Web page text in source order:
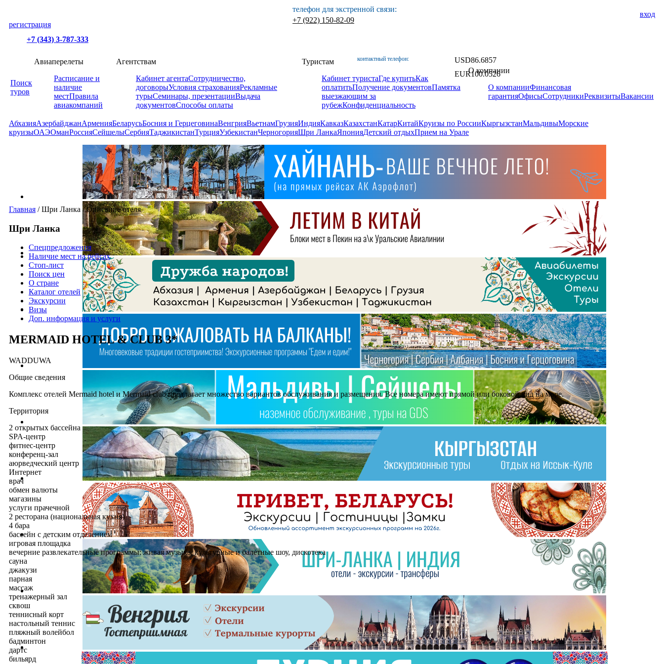
вход
регистрация
+7 (343) 3-787-333
телефон для экстренной связи:
+7 (922) 150-82-09
контактный телефон: USD86.6857
EUR100.0526
Поиск
туров
Авиаперелеты
Расписание и
наличие
местПравила
авиакомпаний
Агентствам
Кабинет агентаСотрудничество,
договорыУсловия страхованияРекламные
турыСеминары, презентацииВыдача
документовСпособы оплаты
Туристам
Кабинет туристаГде купитьКак
оплатитьПолучение документовПамятка
выезжающим за
рубежКонфиденциальность
О компании
О компанииФинансовая
гарантияОфисыСотрудникиРеквизитыВакансии
АбхазияАзербайджанАрменияБеларусьБосния и ГерцеговинаВенгрияВьетнамГрузияИндияКавказКазахстанКатарКитайКруизы по РоссииКыргызстанМальдивыМорские
круизыОАЭОманРоссияСейшелыСербияТаджикистанТурцияУзбекистанЧерногорияШри ЛанкаЯпонияДетский отдыхПрием на Урале
Главная /Шри Ланка /Описание отеля
Шри Ланка
Спецпредложения
Наличие мест на рейсах
Стоп-лист
Поиск цен
О стране
Каталог отелей
Экскурсии
Визы
Доп. информация и услуги
MERMAID HOTEL & CLUB 3*
WADDUWA
Общие сведения
Комплекс отелей Mermaid hotel и Mermaid club предлагает множество вариантов обслуживания и размещения. Все номера имеют прямой или боковой вид на море.
Территория
2 открытых бассейна
SPA-центр
фитнес-центр
конференц-зал
аюрведческий центр
Интернет
врач
обмен валюты
магазины
услуги прачечной
2 ресторана (национальная кухня)
4 бара
бассейн с детским отделением
игровая площадка
вечерние развлекательные программы: живая музыка, культурные и балетные шоу, дискотека
cауна
джакузи
парная
массаж
тренажерный зал
сквош
теннисный корт
настольный теннис
пляжный волейбол
бадминтон
дартс
бильярд